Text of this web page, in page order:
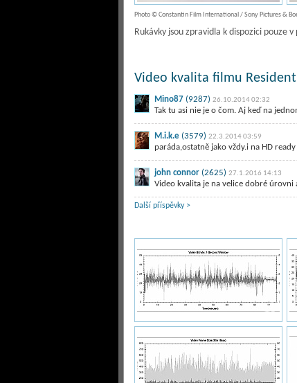
Photo © Constantin Film International / Sony Pictures &
Rukávky jsou zpravidla k dispozici pouze
Video kvalita filmu
Mino87 (9287) 26.10.2014 02:32
Tak tu asi nie je o čom. Aj keď na
M.i.k.e (3579) 22.3.2014 03:59
paráda,ostatně jako vždy.i na HD
john connor (2625) 27.1.2016 14:13
Video kvalita je na velice dobré úrovni
Další příspěvky >